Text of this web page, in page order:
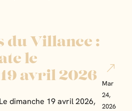
du Villance :
le
avril 2026
Le dimanche 19 avril 2026,
Mar
24,
2026